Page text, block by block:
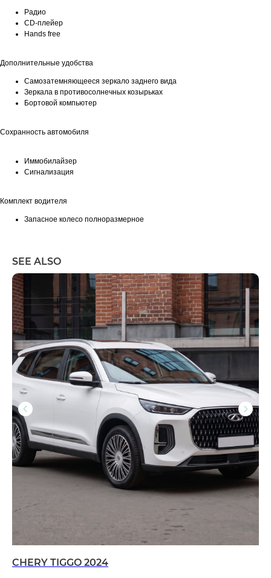
Радио
CD-плейер
Hands free
Дополнительные удобства
Самозатемняющееся зеркало заднего вида
Зеркала в противосолнечных козырьках
Бортовой компьютер
Сохранность автомобиля
Иммобилайзер
Сигнализация
Комплект водителя
Запасное колесо полноразмерное
SEE ALSO
CHERY TIGGO 2024